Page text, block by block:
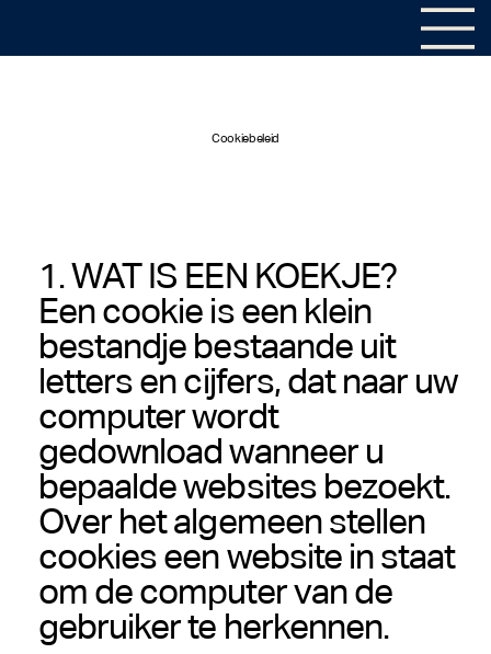
Cookiebeleid
1. WAT IS EEN KOEKJE?
Een cookie is een klein
bestandje bestaande uit
letters en cijfers, dat naar uw
computer wordt
gedownload wanneer u
bepaalde websites bezoekt.
Over het algemeen stellen
cookies een website in staat
om de computer van de
gebruiker te herkennen.